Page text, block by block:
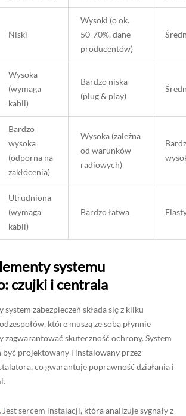
Niski
Wysoki (o ok.
50-70%, dane
producentów)
Wysoka
(wymaga
kabli)
Bardzo niska
(plug & play)
Bardzo
wysoka
(odporna na
zakłócenia)
Wysoka (zależna
od warunków
radiowych)
Utrudniona
(wymaga
kabli)
Bardzo łatwa
systemu
czujki i centrala
zabezpieczeń składa się z kilku
które muszą ze sobą płynnie
zagwarantować skuteczność ochrony. System
projektowany i instalowany przez
co gwarantuje poprawność działania i
Jest sercem instalacji, która analizuje sygnały z